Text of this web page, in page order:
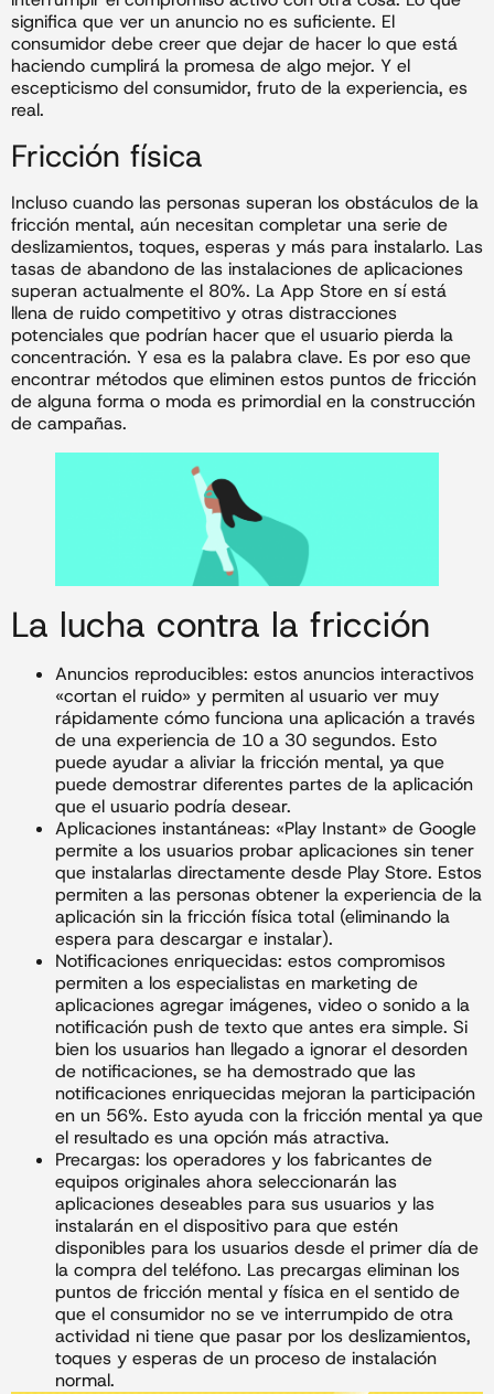
significa que ver un anuncio no es suficiente. El
consumidor debe creer que dejar de hacer lo que está
haciendo cumplirá la promesa de algo mejor. Y el
escepticismo del consumidor, fruto de la experiencia, es
real.
Fricción física
Incluso cuando las personas superan los obstáculos de la
fricción mental, aún necesitan completar una serie de
deslizamientos, toques, esperas y más para instalarlo. Las
tasas de abandono de las instalaciones de aplicaciones
superan actualmente el 80%. La App Store en sí está
llena de ruido competitivo y otras distracciones
potenciales que podrían hacer que el usuario pierda la
concentración. Y esa es la palabra clave. Es por eso que
encontrar métodos que eliminen estos puntos de fricción
de alguna forma o moda es primordial en la construcción
de campañas.
La lucha contra la fricción
Anuncios reproducibles: estos anuncios interactivos
«cortan el ruido» y permiten al usuario ver muy
rápidamente cómo funciona una aplicación a través
de una experiencia de 10 a 30 segundos. Esto
puede ayudar a aliviar la fricción mental, ya que
puede demostrar diferentes partes de la aplicación
que el usuario podría desear.
Aplicaciones instantáneas: «Play Instant» de Google
permite a los usuarios probar aplicaciones sin tener
que instalarlas directamente desde Play Store. Estos
permiten a las personas obtener la experiencia de la
aplicación sin la fricción física total (eliminando la
espera para descargar e instalar).
Notificaciones enriquecidas: estos compromisos
permiten a los especialistas en marketing de
aplicaciones agregar imágenes, video o sonido a la
notificación push de texto que antes era simple. Si
bien los usuarios han llegado a ignorar el desorden
de notificaciones, se ha demostrado que las
notificaciones enriquecidas mejoran la participación
en un 56%. Esto ayuda con la fricción mental ya que
el resultado es una opción más atractiva.
Precargas: los operadores y los fabricantes de
equipos originales ahora seleccionarán las
aplicaciones deseables para sus usuarios y las
instalarán en el dispositivo para que estén
disponibles para los usuarios desde el primer día de
la compra del teléfono. Las precargas eliminan los
puntos de fricción mental y física en el sentido de
que el consumidor no se ve interrumpido de otra
actividad ni tiene que pasar por los deslizamientos,
toques y esperas de un proceso de instalación
normal.